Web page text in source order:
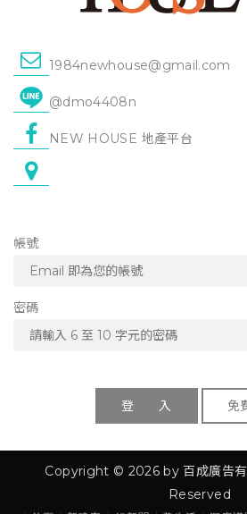
1984newhouse@gmail.com
@dmo4408n
NEW HOUSE 地產平台
帳號
密碼
登 入 免
Copyright © 2026 by 百成廣告
Reserved